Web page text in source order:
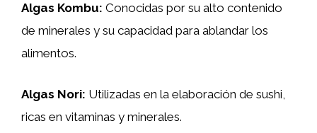
Algas Kombu: Conocidas por su alto contenido
de minerales y su capacidad para ablandar los
alimentos.
Algas Nori: Utilizadas en la elaboración de sushi,
ricas en vitaminas y minerales.